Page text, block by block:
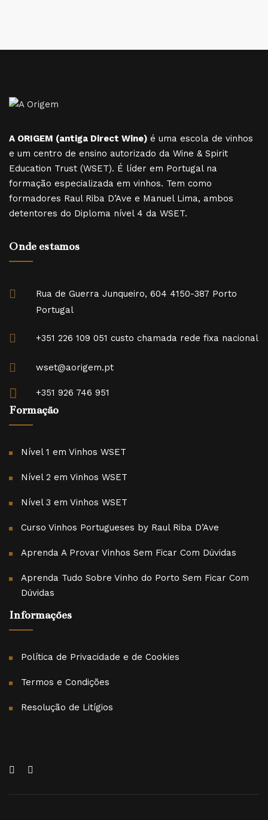
A ORIGEM (antiga Direct Wine) é uma escola de vinhos
e um centro de ensino autorizado da Wine & Spirit
Education Trust (WSET). É líder em Portugal na
formação especializada em vinhos. Tem como
formadores Raul Riba D’Ave e Manuel Lima, ambos
detentores do Diploma nível 4 da WSET.
Onde estamos
Rua de Guerra Junqueiro, 604 4150-387 Porto
Portugal
+351 226 109 051 custo chamada rede fixa nacional
wset@aorigem.pt
+351 926 746 951
Formação
Nível 1 em Vinhos WSET
Nível 2 em Vinhos WSET
Nível 3 em Vinhos WSET
Curso Vinhos Portugueses by Raul Riba D’Ave
Aprenda A Provar Vinhos Sem Ficar Com Dúvidas
Aprenda Tudo Sobre Vinho do Porto Sem Ficar Com
Dúvidas
Informações
Política de Privacidade e de Cookies
Termos e Condições
Resolução de Litígios